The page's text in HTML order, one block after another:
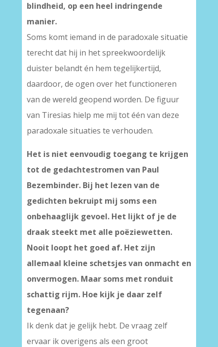
blindheid, op een heel indringende
manier.
Soms komt iemand in de paradoxale situatie
terecht dat hij in het spreekwoordelijk
duister belandt én hem tegelijkertijd,
daardoor, de ogen over het functioneren
van de wereld geopend worden. De figuur
van Tiresias hielp me mij tot één van deze
paradoxale situaties te verhouden.
Het is niet eenvoudig toegang te krijgen
tot de gedachtestromen van Paul
Bezembinder. Bij het lezen van de
gedichten bekruipt mij soms een
onbehaaglijk gevoel. Het lijkt of je de
draak steekt met alle poëziewetten.
Nooit loopt het goed af. Het zijn
allemaal kleine schetsjes van onmacht en
onvermogen. Maar soms met ronduit
schattig rijm. Hoe kijk je daar zelf
tegenaan?
Ik denk dat je gelijk hebt. De vraag zelf
ervaar ik overigens als een groot